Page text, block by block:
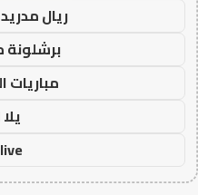
ريال
برشلونة
مباريات